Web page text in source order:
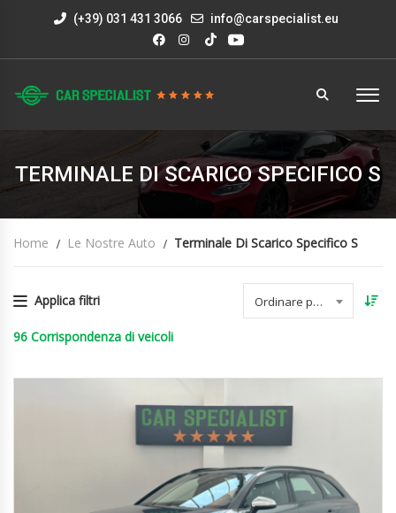
(+39) 031 431 3066 info@carspecialist.eu
TERMINALE DI SCARICO SPECIFICO S
Home Le Nostre Auto Terminale Di Scarico Specifico S
Applica filtri Ordinare per data
96 Corrispondenza di veicoli